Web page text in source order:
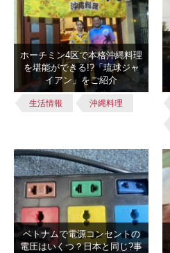
ホーチミン4区で本格沖縄料理
を堪能ができる!?「琉球ジャ
イアン」をご紹介
生活情報 沖縄料理
ベトナムで電源コンセントの
電圧はいくつ？日本と同じ?事